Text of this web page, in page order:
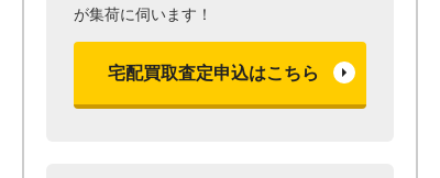
が集荷に伺います！
宅配買取査定申込はこちら